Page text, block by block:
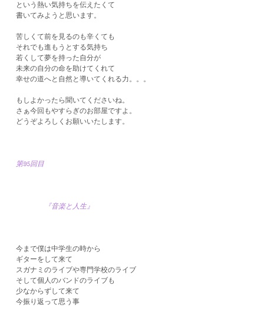
という熱い気持ちを伝えたくて
書いてみようと思います。
苦しくて前を見るのも辛くても
それでも進もうとする気持ち
若くして夢を持った自分が
未来の自分の命を助けてくれて
幸せの道へと自然と導いてくれる力。。。
もしよかったら聞いてくださいね。
さぁ今回もやすらぎのお部屋ですよ。
どうぞよろしくお願いいたします。
第95回目
『音楽と人生』
今まで僕は中学生の時から
ギターをして来て
スガナミのライブや専門学校のライブ
そして個人のバンドのライブも
少なからずして来て
今振り返って思う事